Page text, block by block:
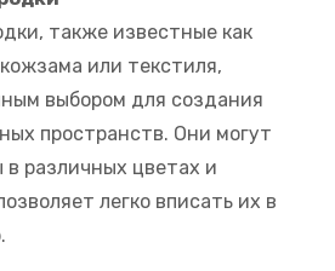
также известные как
или текстиля,
выбором для создания
пространств. Они могут
различных цветах и
легко вписать их в